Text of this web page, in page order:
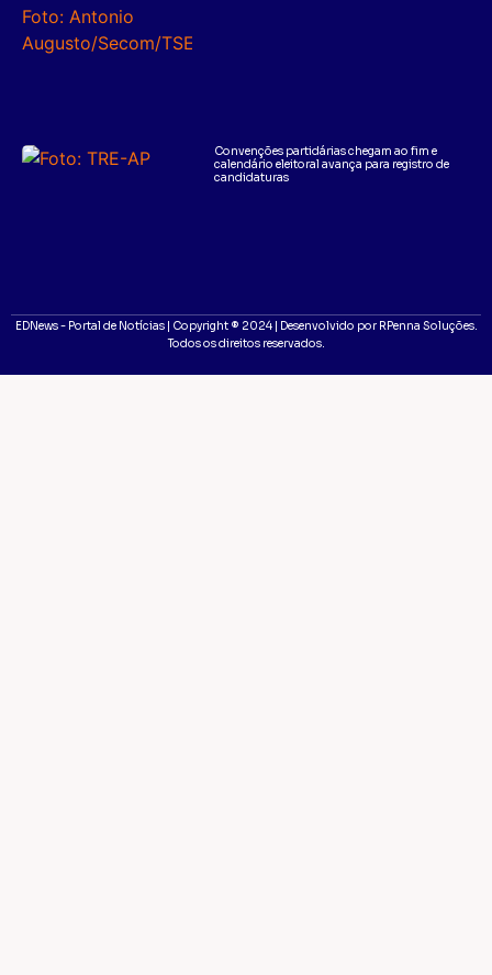
Convenções partidárias chegam ao fim e
calendário eleitoral avança para registro de
candidaturas
EDNews - Portal de Notícias | Copyright ® 2024 | Desenvolvido por RPenna Soluções.
Todos os direitos reservados.